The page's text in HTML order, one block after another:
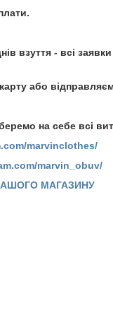
взуття - всі
або
на себе всі
marvinclothes/
marvin_obuv/
МАГАЗИНУ